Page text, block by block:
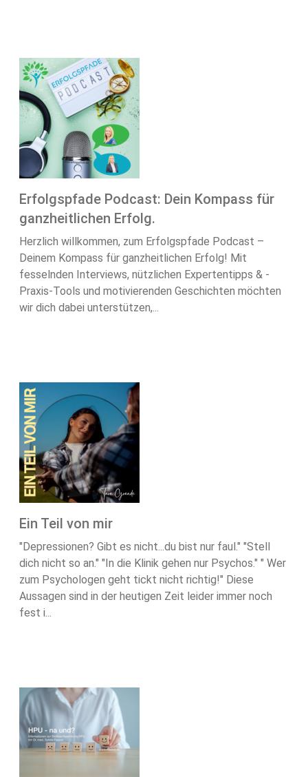
Erfolgspfade Podcast: Dein Kompass für
ganzheitlichen Erfolg.
Herzlich willkommen, zum Erfolgspfade Podcast –
Deinem Kompass für ganzheitlichen Erfolg! Mit
fesselnden Interviews, nützlichen Expertentipps & -
Praxis-Tools und motivierenden Geschichten möchten
wir dich dabei unterstützen,...
Ein Teil von mir
"Depressionen? Gibt es nicht...du bist nur faul." "Stell
dich nicht so an." "In die Klinik gehen nur Psychos." " Wer
zum Psychologen geht tickt nicht richtig!" Diese
Aussagen sind in der heutigen Zeit leider immer noch
fest i...